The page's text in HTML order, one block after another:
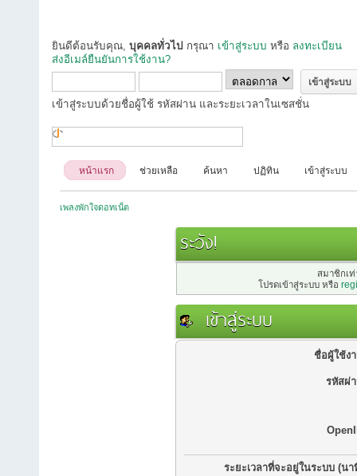
ยินดีต้อนรับคุณ, บุคคลทั่วไป กรุณา เข้าสู่ระบบ หรือ ลงทะเบียน
ส่งอีเมล์ยืนยันการใช้งาน?
เข้าสู่ระบบด้วยชื่อผู้ใช้ รหัสผ่าน และระยะเวลาในเซสชั่น
หน้าแรก ช่วยเหลือ ค้นหา ปฏิทิน เข้าสู่ระบบ
เพลงพักใจดอทเน็ต
ระวัง!
สมาชิกเ
โปรดเข้าสู่ระบบ หรือ
เข้าสู่ระบบ
ชื่อผู้ใช้ง
รหัสผ่
ระยะเวลาที่จะอยู่ในระบบ (นา